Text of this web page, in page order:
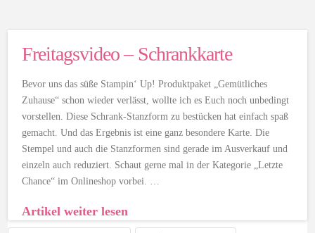
Freitagsvideo – Schrankkarte
Bevor uns das süße Stampin‘ Up! Produktpaket „Gemütliches
Zuhause“ schon wieder verlässt, wollte ich es Euch noch unbedingt
vorstellen. Diese Schrank-Stanzform zu bestücken hat einfach spaß
gemacht. Und das Ergebnis ist eine ganz besondere Karte. Die
Stempel und auch die Stanzformen sind gerade im Ausverkauf und
einzeln auch reduziert. Schaut gerne mal in der Kategorie „Letzte
Chance“ im Onlineshop vorbei. …
Artikel weiter lesen